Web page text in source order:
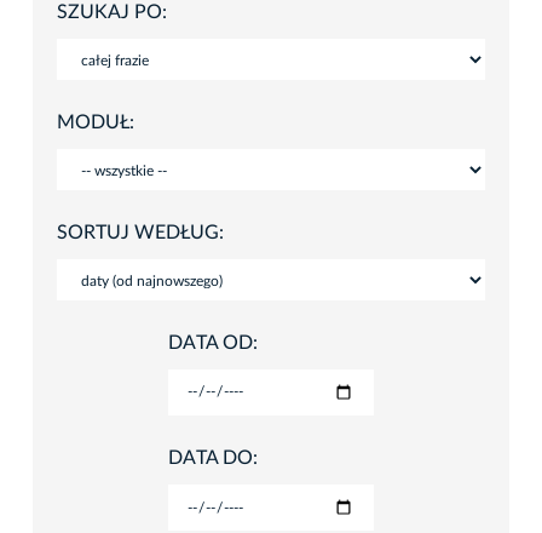
SZUKAJ PO:
MODUŁ:
SORTUJ WEDŁUG:
DATA OD:
DATA DO: